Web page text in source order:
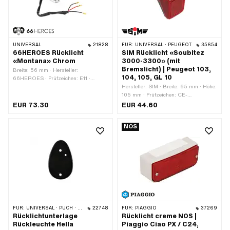
UNIVERSAL 21828
66HEROES Rücklicht
«Montana» Chrom
Breite: 56 mm · Hersteller:
66HEROES · Prüfzeichen: E11 ·
Leuchtmittelfassung: BAY15d ·
Bremslicht: Ja · Reflektoren: Ja · Tiefe:
EUR 73.30
FÜR: UNIVERSAL · PEUGEOT 35654
SIM Rücklicht «Soubitez
3000-3300» (mit
Bremslicht) | Peugeot 103,
104, 105, GL 10
Hersteller: SIM · Breite: 65 mm · Höhe:
105 mm · Prüfzeichen: CE-
Kennzeichen · Material: Kunststoff ·
Leuchtmittelfassung: BA15s ·
Leuchtmittelfassung: BA9s · Tiefe: 65
mm · Batteriebetrieben: Nein ·
Bremslicht: Ja · Reflektoren: Ja ·
Befestigungsart: Muttern · Anzahl
Befestigungspunkte: 2 Stk.
EUR 44.60
FÜR: UNIVERSAL · PUCH · SACHS 22748
Rücklichtunterlage
Rückleuchte Hella
NOS
FÜR: PIAGGIO 37269
Rücklicht creme NOS |
Piaggio Ciao PX / C24,